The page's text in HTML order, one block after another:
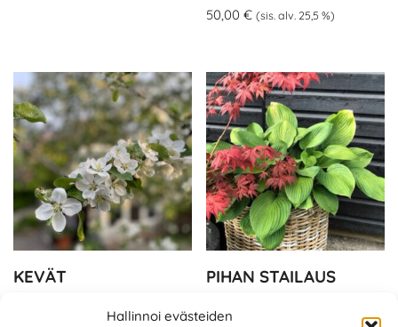
Hallinnoi evästeiden
50,00€ (sis. alv. 25,5 %)
KEVÄT PIHAN STAILAUS
400,00